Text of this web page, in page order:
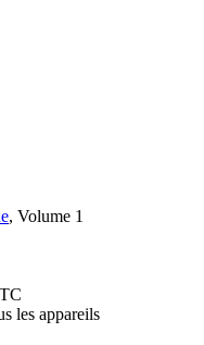
, Volume 1
les appareils